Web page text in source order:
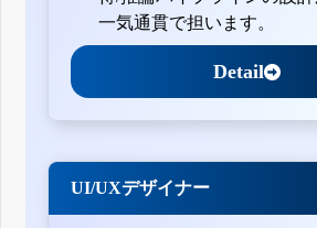
一気通貫で担います。
Detail
UI/UXデザイナー